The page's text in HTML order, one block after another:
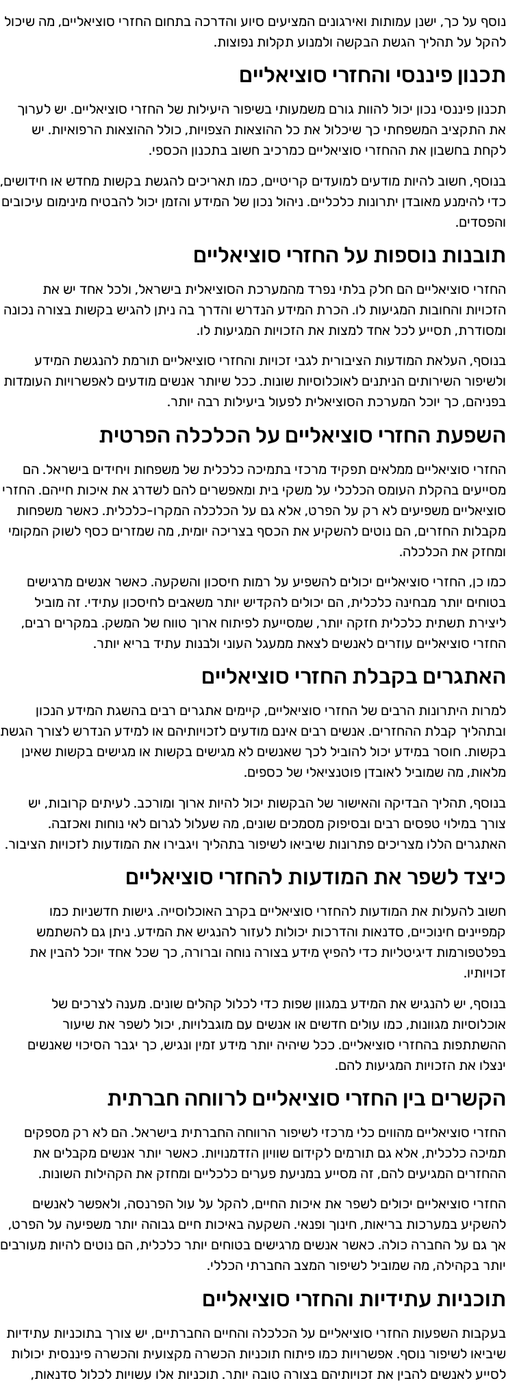
נוסף על כך, ישנן עמותות ואירגונים המציעים סיוע והדרכה בתחום החזרי סוציאליים, מה שיכול
להקל על תהליך הגשת הבקשה ולמנוע תקלות נפוצות.
תכנון פיננסי והחזרי סוציאליים
תכנון פיננסי נכון יכול להוות גורם משמעותי בשיפור היעילות של החזרי סוציאליים. יש לערוך
את התקציב המשפחתי כך שיכלול את כל ההוצאות הצפויות, כולל ההוצאות הרפואיות. יש
לקחת בחשבון את ההחזרי סוציאליים כמרכיב חשוב בתכנון הכספי.
בנוסף, חשוב להיות מודעים למועדים קריטיים, כמו תאריכים להגשת בקשות מחדש או חידושים,
כדי להימנע מאובדן יתרונות כלכליים. ניהול נכון של המידע והזמן יכול להבטיח מינימום עיכובים
והפסדים.
תובנות נוספות על החזרי סוציאליים
החזרי סוציאליים הם חלק בלתי נפרד מהמערכת הסוציאלית בישראל, ולכל אחד יש את
הזכויות והחובות המגיעות לו. הכרת המידע הנדרש והדרך בה ניתן להגיש בקשות בצורה נכונה
ומסודרת, תסייע לכל אחד למצות את הזכויות המגיעות לו.
בנוסף, העלאת המודעות הציבורית לגבי זכויות והחזרי סוציאליים תורמת להנגשת המידע
ולשיפור השירותים הניתנים לאוכלוסיות שונות. ככל שיותר אנשים מודעים לאפשרויות העומדות
בפניהם, כך יוכל המערכת הסוציאלית לפעול ביעילות רבה יותר.
השפעת החזרי סוציאליים על הכלכלה הפרטית
החזרי סוציאליים ממלאים תפקיד מרכזי בתמיכה כלכלית של משפחות ויחידים בישראל. הם
מסייעים בהקלת העומס הכלכלי על משקי בית ומאפשרים להם לשדרג את איכות חייהם. החזרי
סוציאליים משפיעים לא רק על הפרט, אלא גם על הכלכלה המקרו-כלכלית. כאשר משפחות
מקבלות החזרים, הם נוטים להשקיע את הכסף בצריכה יומית, מה שמזרים כסף לשוק המקומי
ומחזק את הכלכלה.
כמו כן, החזרי סוציאליים יכולים להשפיע על רמות חיסכון והשקעה. כאשר אנשים מרגישים
בטוחים יותר מבחינה כלכלית, הם יכולים להקדיש יותר משאבים לחיסכון עתידי. זה מוביל
ליצירת תשתית כלכלית חזקה יותר, שמסייעת לפיתוח ארוך טווח של המשק. במקרים רבים,
החזרי סוציאליים עוזרים לאנשים לצאת ממעגל העוני ולבנות עתיד בריא יותר.
האתגרים בקבלת החזרי סוציאליים
למרות היתרונות הרבים של החזרי סוציאליים, קיימים אתגרים רבים בהשגת המידע הנכון
ובתהליך קבלת ההחזרים. אנשים רבים אינם מודעים לזכויותיהם או למידע הנדרש לצורך הגשת
בקשות. חוסר במידע יכול להוביל לכך שאנשים לא מגישים בקשות או מגישים בקשות שאינן
מלאות, מה שמוביל לאובדן פוטנציאלי של כספים.
בנוסף, תהליך הבדיקה והאישור של הבקשות יכול להיות ארוך ומורכב. לעיתים קרובות, יש
צורך במילוי טפסים רבים ובסיפוק מסמכים שונים, מה שעלול לגרום לאי נוחות ואכזבה.
האתגרים הללו מצריכים פתרונות שיביאו לשיפור בתהליך ויגבירו את המודעות לזכויות הציבור.
כיצד לשפר את המודעות להחזרי סוציאליים
חשוב להעלות את המודעות להחזרי סוציאליים בקרב האוכלוסייה. גישות חדשניות כמו
קמפיינים חינוכיים, סדנאות והדרכות יכולות לעזור להנגיש את המידע. ניתן גם להשתמש
בפלטפורמות דיגיטליות כדי להפיץ מידע בצורה נוחה וברורה, כך שכל אחד יוכל להבין את
זכויותיו.
בנוסף, יש להנגיש את המידע במגוון שפות כדי לכלול קהלים שונים. מענה לצרכים של
אוכלוסיות מגוונות, כמו עולים חדשים או אנשים עם מוגבלויות, יכול לשפר את שיעור
ההשתתפות בהחזרי סוציאליים. ככל שיהיה יותר מידע זמין ונגיש, כך יגבר הסיכוי שאנשים
ינצלו את הזכויות המגיעות להם.
הקשרים בין החזרי סוציאליים לרווחה חברתית
החזרי סוציאליים מהווים כלי מרכזי לשיפור הרווחה החברתית בישראל. הם לא רק מספקים
תמיכה כלכלית, אלא גם תורמים לקידום שוויון הזדמנויות. כאשר יותר אנשים מקבלים את
ההחזרים המגיעים להם, זה מסייע במניעת פערים כלכליים ומחזק את הקהילות השונות.
החזרי סוציאליים יכולים לשפר את איכות החיים, להקל על עול הפרנסה, ולאפשר לאנשים
להשקיע במערכות בריאות, חינוך ופנאי. השקעה באיכות חיים גבוהה יותר משפיעה על הפרט,
אך גם על החברה כולה. כאשר אנשים מרגישים בטוחים יותר כלכלית, הם נוטים להיות מעורבים
יותר בקהילה, מה שמוביל לשיפור המצב החברתי הכללי.
תוכניות עתידיות והחזרי סוציאליים
בעקבות השפעות החזרי סוציאליים על הכלכלה והחיים החברתיים, יש צורך בתוכניות עתידיות
שיביאו לשיפור נוסף. אפשרויות כמו פיתוח תוכניות הכשרה מקצועית והכשרה פיננסית יכולות
לסייע לאנשים להבין את זכויותיהם בצורה טובה יותר. תוכניות אלו עשויות לכלול סדנאות,